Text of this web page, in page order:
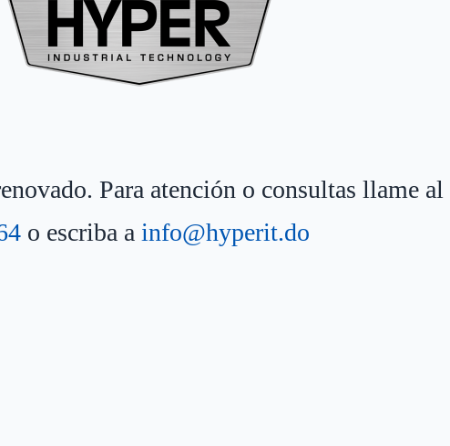
Para atención o consultas llame al
o escriba a info@hyperit.do